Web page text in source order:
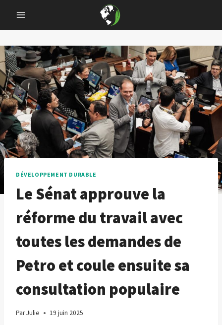
content
DÉVELOPPEMENT DURABLE
Le Sénat approuve la
réforme du travail avec
toutes les demandes de
Petro et coule ensuite sa
consultation populaire
ParJulie 19 juin 2025